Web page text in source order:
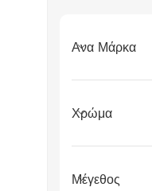
Ανα Μάρκα
Χρώμα
Μέγεθος